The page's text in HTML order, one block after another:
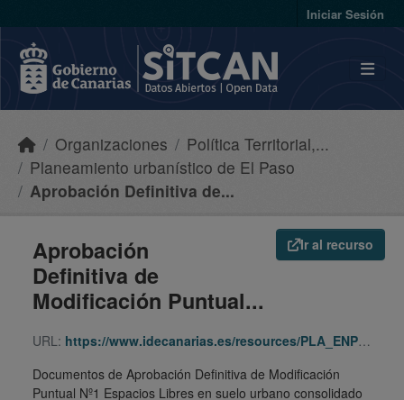
Iniciar Sesión
Organizaciones
Política Territorial,...
Planeamiento urbanístico de El Paso
Aprobación Definitiva de...
Ir al recurso
Aprobación
Definitiva de
Modificación Puntual...
URL: https://www.idecanarias.es/resources/PLA_ENP_URB/URB_PLA/LP/Paso/mp_1/indice.html
Documentos de Aprobación Definitiva de Modificación
Puntual Nº1 Espacios Libres en suelo urbano consolidado